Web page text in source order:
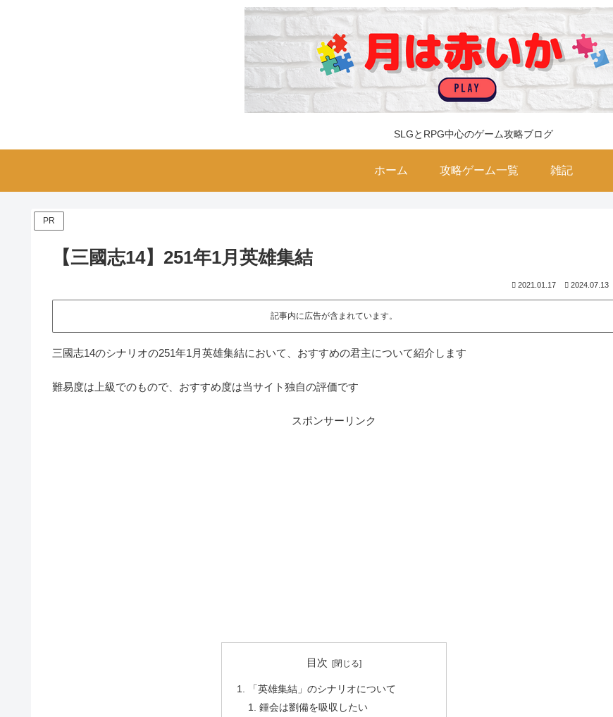
SLGとRPG中心のゲーム攻略ブログ
ホーム 攻略ゲーム一覧 雑記
PR
【三國志14】251年1月英雄集結
2021.01.17 2024.07.13
記事内に広告が含まれています。
三國志14のシナリオの251年1月英雄集結において、おすすめの君主について紹介します
難易度は上級でのもので、おすすめ度は当サイト独自の評価です
スポンサーリンク
目次
「英雄集結」のシナリオについて
鍾会は劉備を吸収したい